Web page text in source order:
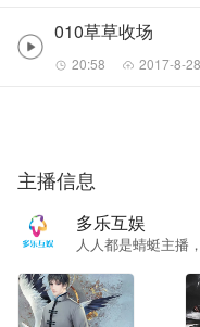
010草草收场
20:58 2017-8-28
主播信息
多乐互娱
人人都是蜻蜓主播